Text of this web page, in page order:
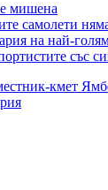
мишена
самолети
на най-
със
кмет